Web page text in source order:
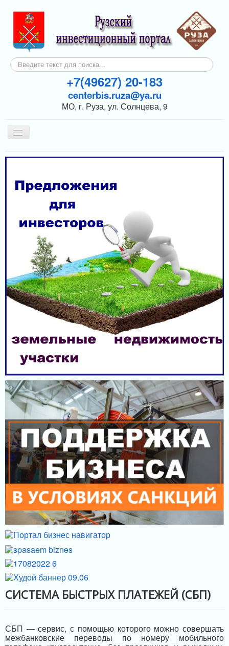
Искать...
+7(49627) 20-183
centerbis.ruza@ya.ru
МО, г. Руза, ул. Солнцева, 9
Включить/
выключить
КОНТАКТЫ
НОВОСТИ
ИНВЕСТОРАМ
ПОДДЕРЖКА БИЗНЕСА
МЕРЫ ПОДДЕРЖКИ
ИНФРАСТРУКТУРА ПОДДЕРЖКИ
СИСТЕМА БЫСТРЫХ ПЛАТЕЖЕЙ (СБП)
СБП — сервис, с помощью которого можно совершать
межбанковские переводы по номеру мобильного